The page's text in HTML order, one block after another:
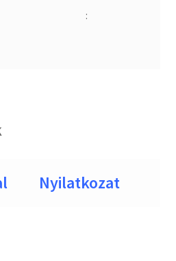
:
Nyilatkozat